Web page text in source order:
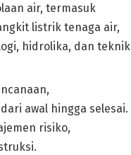
air, termasuk
listrik tenaga air,
hidrolika, dan teknik
awal hingga selesai.
risiko,